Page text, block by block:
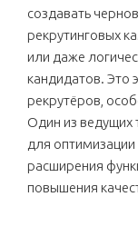
создавать
рекрутинговых
или даже
кандидатов. Это
рекрутёров,
Один из ведущих
для
расширения
повышения